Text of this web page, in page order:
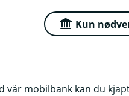
til en eller flere
hjemme
butikken og kjent svetten
vår mobilbank kan du
Kun